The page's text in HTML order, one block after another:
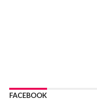
Grzyba: Zenek Martyniuk i
FACEBOOK